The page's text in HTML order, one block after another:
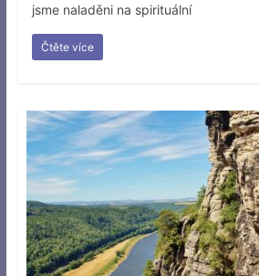
jsme naladěni na spirituální
Čtěte více